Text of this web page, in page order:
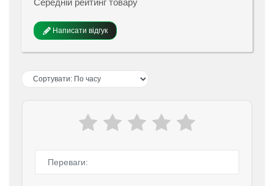
Середній рейтинг товару
Написати відгук